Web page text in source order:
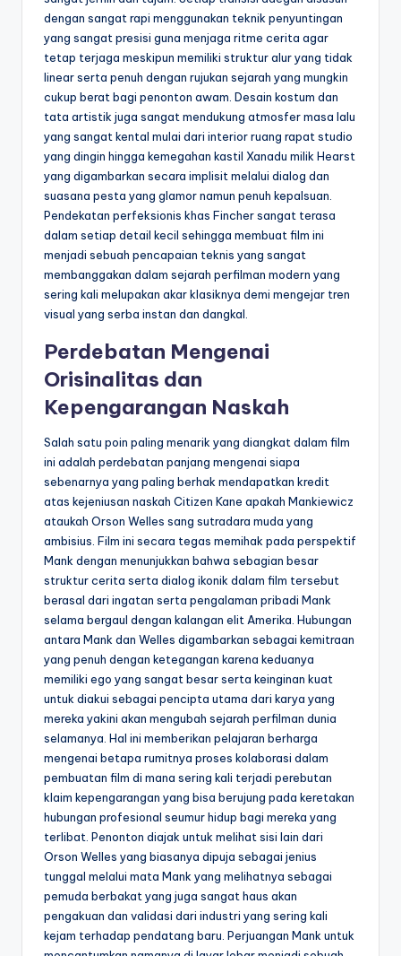
dengan sangat rapi menggunakan teknik penyuntingan
yang sangat presisi guna menjaga ritme cerita agar
tetap terjaga meskipun memiliki struktur alur yang tidak
linear serta penuh dengan rujukan sejarah yang mungkin
cukup berat bagi penonton awam. Desain kostum dan
tata artistik juga sangat mendukung atmosfer masa lalu
yang sangat kental mulai dari interior ruang rapat studio
yang dingin hingga kemegahan kastil Xanadu milik Hearst
yang digambarkan secara implisit melalui dialog dan
suasana pesta yang glamor namun penuh kepalsuan.
Pendekatan perfeksionis khas Fincher sangat terasa
dalam setiap detail kecil sehingga membuat film ini
menjadi sebuah pencapaian teknis yang sangat
membanggakan dalam sejarah perfilman modern yang
sering kali melupakan akar klasiknya demi mengejar tren
visual yang serba instan dan dangkal.
Perdebatan Mengenai
Orisinalitas dan
Kepengarangan Naskah
Salah satu poin paling menarik yang diangkat dalam film
ini adalah perdebatan panjang mengenai siapa
sebenarnya yang paling berhak mendapatkan kredit
atas kejeniusan naskah Citizen Kane apakah Mankiewicz
ataukah Orson Welles sang sutradara muda yang
ambisius. Film ini secara tegas memihak pada perspektif
Mank dengan menunjukkan bahwa sebagian besar
struktur cerita serta dialog ikonik dalam film tersebut
berasal dari ingatan serta pengalaman pribadi Mank
selama bergaul dengan kalangan elit Amerika. Hubungan
antara Mank dan Welles digambarkan sebagai kemitraan
yang penuh dengan ketegangan karena keduanya
memiliki ego yang sangat besar serta keinginan kuat
untuk diakui sebagai pencipta utama dari karya yang
mereka yakini akan mengubah sejarah perfilman dunia
selamanya. Hal ini memberikan pelajaran berharga
mengenai betapa rumitnya proses kolaborasi dalam
pembuatan film di mana sering kali terjadi perebutan
klaim kepengarangan yang bisa berujung pada keretakan
hubungan profesional seumur hidup bagi mereka yang
terlibat. Penonton diajak untuk melihat sisi lain dari
Orson Welles yang biasanya dipuja sebagai jenius
tunggal melalui mata Mank yang melihatnya sebagai
pemuda berbakat yang juga sangat haus akan
pengakuan dan validasi dari industri yang sering kali
kejam terhadap pendatang baru. Perjuangan Mank untuk